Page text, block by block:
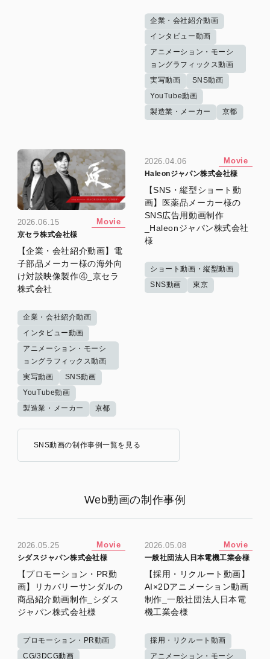
企業・会社紹介動画
インタビュー動画
アニメーション・モーシ
ョングラフィックス動画
実写動画
SNS動画
YouTube動画
製造業・メーカー
京都
2026.06.15 Movie
京セラ株式会社様
【企業・会社紹介動画】電
子部品メーカー様の海外向
け対談映像製作④_京セラ
株式会社
企業・会社紹介動画
インタビュー動画
アニメーション・モーシ
ョングラフィックス動画
実写動画
SNS動画
YouTube動画
製造業・メーカー
京都
2026.04.06 Movie
Haleonジャパン株式会社様
【SNS・縦型ショート動
画】医薬品メーカー様の
SNS広告用動画制作
_Haleonジャパン株式会社
様
ショート動画・縦型動画
SNS動画
東京
SNS動画の制作事例一覧を見る
Web動画の制作事例
2026.05.25 Movie
シダスジャパン株式会社様
【プロモーション・PR動
画】リカバリーサンダルの
商品紹介動画制作_シダス
ジャパン株式会社様
プロモーション・PR動画
CG/3DCG動画
2026.05.08 Movie
一般社団法人日本電機工業会様
【採用・リクルート動画】
AI×2Dアニメーション動画
制作_一般社団法人日本電
機工業会様
採用・リクルート動画
アニメーション・モーシ